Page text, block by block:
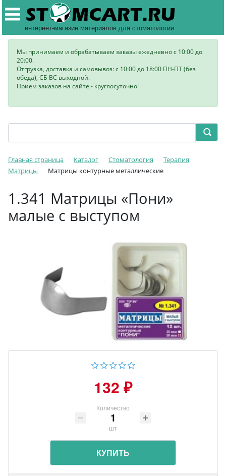
интернет-магазин материалов для стоматологии
Мы принимаем и обрабатываем заказы ежедневно с 10:00 до
20:00.
Отгрузка, доставка и самовывоз: с 10:00 до 18:00 ПН-ПТ (без
обеда), СБ-ВС выходной.
Прием заказов на сайте - круглосуточно!
Главная страница Каталог Стоматология
Терапия
Матрицы
Матрицы контурные металлические
1.341 Матрицы «Пони»
малые с выступом
132 ₽
Количество
шт
КУПИТЬ